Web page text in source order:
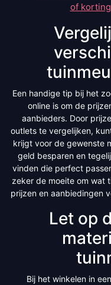
of
Een handige tip bij het
online is om de
aanbieders. Door
outlets te vergelijken,
krijgt voor de gewenste
geld besparen en
vinden die perfect
zeker de moeite om wat
prijzen en aanbiedingen
Let op
Bij het winkelen in